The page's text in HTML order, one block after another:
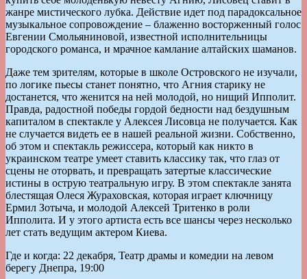
жанре мистического лубка. Действие идет под парадоксальное
музыкальное сопровождение – блаженно восторженный голос
Евгении Смольяниновой, известной исполнительницы
городского романса, и мрачное камлание алтайских шаманов.
Даже тем зрителям, которые в школе Островского не изучали,
по логике пьесы станет понятно, что Агния старику не
достанется, что женится на ней молодой, но нищий Ипполит.
Правда, радостной победы гордой бедности над бездушным
капиталом в спектакле у Алексея Лисовца не получается. Как
не случается видеть ее в нашей реальной жизни. Собственно,
об этом и спектакль режиссера, который как никто в
украинском театре умеет ставить классику так, что глаз от
сцены не оторвать, и превращать затертые классические
истины в острую театральную игру. В этом спектакле занята
блестящая Олеся Жураховская, которая играет ключницу
Ермил Зотыча, и молодой Алексей Тритенко в роли
Ипполита. И у этого артиста есть все шансы через несколько
лет стать ведущим актером Киева.
Где и когда: 22 декабря, Театр драмы и комедии на левом
берегу Днепра, 19:00